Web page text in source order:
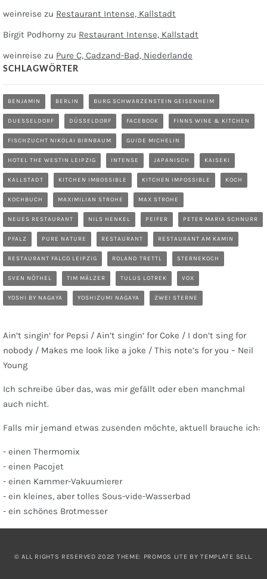
weinreise zu Restaurant Intense, Kallstadt
Birgit Podhorny zu Restaurant Intense, Kallstadt
weinreise zu Pure C, Cadzand-Bad, Niederlande
SCHLAGWÖRTER
BENJAMIN BERLIN BURG SCHWARZENSTEIN GEISENHEIM
DUESSELDORF DÜSSELDORF FACEBOOK FINNS WINE & KITCHEN
FISCHZUCHT NIKOLAI BIRNBAUM GUIDE MICHELIN
HOTEL THE WESTIN LEIPZIG INTENSE JAPANISCH KAISEKI
KALLSTADT KITCHEN IMBOSSIBLE KITCHEN IMPOSSIBLE KOCH
KOCHBUCH MAXIMILIAN STROHE MAX STROHE
NEUES RESTAURANT NILS HENKEL PEIFER PETER MARIA SCHNURR
PFALZ PURE NATURE RESTAURANT RESTAURANT AM KAMIN
RESTAURANT FALCO LEIPZIG ROLAND TRETTL STERNEKOCH
SVEN NÖTHEL TIM MÄLZER TULUS LOTREK VOX
YOSHI BY NAGAYA YOSHIZUMI NAGAYA ZWEI STERNE
Ain’t singin‘ for Pepsi / Ain’t singin‘ for Coke / I don’t sing for
nobody / Makes me look like a joke / This note’s for you – Neil
Young
Ich schreibe über das, was mir gefällt oder eben manchmal
auch nicht.
Falls mir jemand etwas zusenden möchte, aktuell brauche ich:
- einen Thermomix
- einen Pacojet
- einen Kammer-Vakuumierer
- ein kleines, aber tolles Sous-vide-Wasserbad
- ein schönes Brotmesser
© ALL RIGHTS RESERVED 2022 THEME: PROMOS LITE BYTEMPLATE SELL.